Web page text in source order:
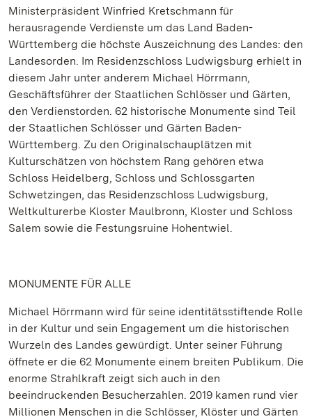
Ministerpräsident Winfried Kretschmann für
herausragende Verdienste um das Land Baden-
Württemberg die höchste Auszeichnung des Landes: den
Landesorden. Im Residenzschloss Ludwigsburg erhielt in
diesem Jahr unter anderem Michael Hörrmann,
Geschäftsführer der Staatlichen Schlösser und Gärten,
den Verdienstorden. 62 historische Monumente sind Teil
der Staatlichen Schlösser und Gärten Baden-
Württemberg. Zu den Originalschauplätzen mit
Kulturschätzen von höchstem Rang gehören etwa
Schloss Heidelberg, Schloss und Schlossgarten
Schwetzingen, das Residenzschloss Ludwigsburg,
Weltkulturerbe Kloster Maulbronn, Kloster und Schloss
Salem sowie die Festungsruine Hohentwiel.
MONUMENTE FÜR ALLE
Michael Hörrmann wird für seine identitätsstiftende Rolle
in der Kultur und sein Engagement um die historischen
Wurzeln des Landes gewürdigt. Unter seiner Führung
öffnete er die 62 Monumente einem breiten Publikum. Die
enorme Strahlkraft zeigt sich auch in den
beeindruckenden Besucherzahlen. 2019 kamen rund vier
Millionen Menschen in die Schlösser, Klöster und Gärten